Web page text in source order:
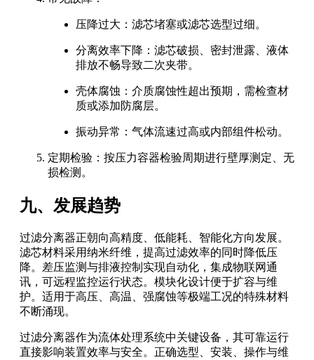
压降过大：滤芯堵塞或滤芯选型过细。
分离效率下降：滤芯破损、密封泄露、液体
排放不畅导致二次夹带。
壳体腐蚀：介质腐蚀性超出预期，需检查材
质或添加防腐层。
振动异常：气体流速过高或内部组件松动。
定期检验：按压力容器检验周期进行壁厚测定、无
损检测。
九、发展趋势
过滤分离器正朝向高精度、低能耗、智能化方向发展。
滤芯材料采用纳米纤维，提高过滤效率的同时降低压
降。差压监测与排液控制实现自动化，集成物联网通
讯，可远程监控运行状态。模块化设计便于扩容与维
护。适用于高压、高温、强腐蚀等极端工况的特殊材料
不断涌现。
过滤分离器作为流体处理系统中关键设备，其可靠运行
直接影响装置效率与安全。正确选型、安装、操作与维